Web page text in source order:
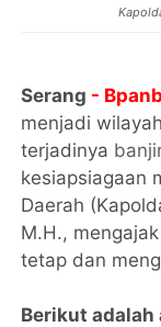
Serang -
menjadi
terjadinya
kesiapsiagaan
Daerah
M.H.,
tetap dan
Berikut